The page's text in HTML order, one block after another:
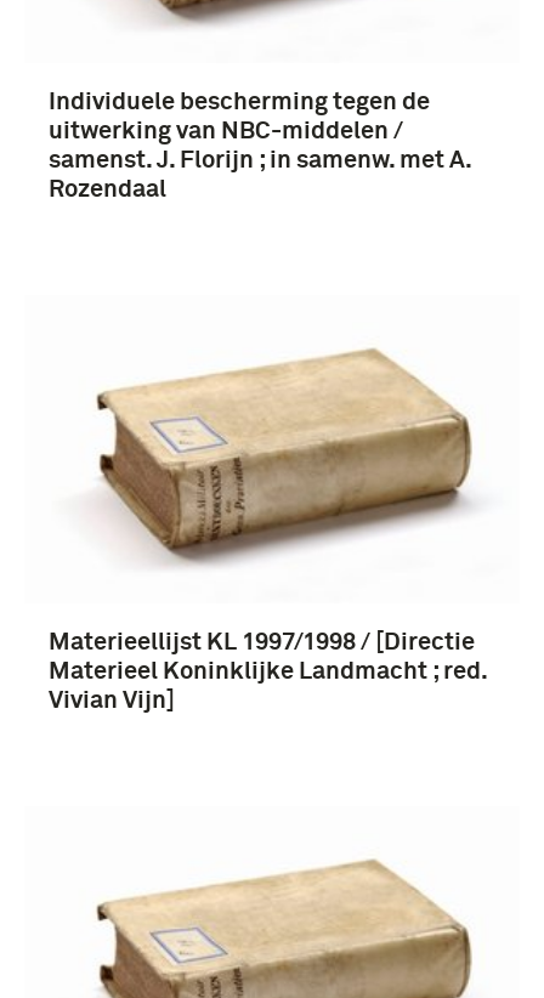
(216)
Individuele bescherming tegen de
uitwerking van NBC-middelen /
samenst. J. Florijn ; in samenw. met A.
Rozendaal
Materieellijst KL 1997/1998 / [Directie
Materieel Koninklijke Landmacht ; red.
Vivian Vijn]